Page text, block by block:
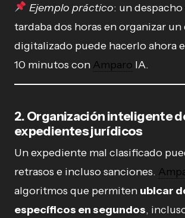
Ejemplo práctico: un
tardaba dos horas en organizar
digitalizado puede hacerlo ahora
10 minutos con Amparo IA.
2. Organización inteligente
expedientes jurídicos
Un expediente mal clasificado
retrasos e incluso sanciones.
algoritmos que permiten ubicar
específicos en segundos,